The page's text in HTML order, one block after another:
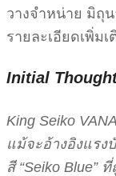
วางจำหน่าย มิถุ
รายละเอียดเพิ่มเ
Initial
King Seiko
แม้จะอ้างอิงแร
สี “Seiko Blue”